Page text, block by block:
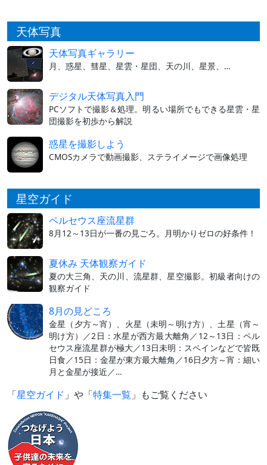
天体写真
天体写真ギャラリー
月、惑星、彗星、星雲・星団、天の川、星景、…
デジタル天体写真入門
PCソフトで撮影＆処理。明るい場所でもできる星雲・星
団撮影を初歩から解説
惑星を撮影しよう
CMOSカメラで動画撮影、ステライメージで画像処理
星空ガイド
ペルセウス座流星群
8月12～13日が一番の見ごろ。月明かりゼロの好条件！
夏休み 天体観察ガイド
夏の大三角、天の川、流星群、星空撮影。初級者向けの
観察ガイド
8月の見どころ
金星（夕方～宵）、火星（未明～明け方）、土星（宵～
明け方）／2日：水星が西方最大離角／12～13日：ペル
セウス座流星群が極大／13日未明：スペインなどで皆既
日食／15日：金星が東方最大離角／16日夕方～宵：細い
月と金星が接近／…
「星空ガイド 」や「特集一覧 」もご覧ください